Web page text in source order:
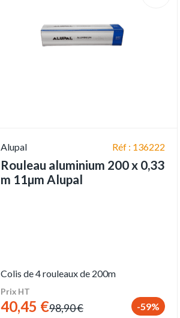
Alupal Réf : 136222
Rouleau aluminium 200 x 0,33
m 11µm Alupal
Colis de 4 rouleaux de 200m
Prix HT
40,45 €98,90 € -59%